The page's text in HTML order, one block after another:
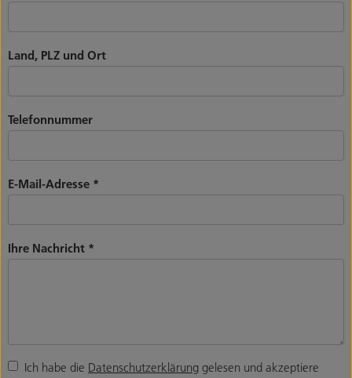
Land, PLZ und Ort
Telefonnummer
E-Mail-Adresse *
Ihre Nachricht *
Ich habe die Datenschutzerklärung gelesen und akzeptiere